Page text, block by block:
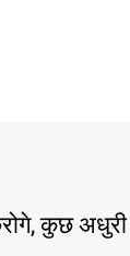
कुछ अधुरी